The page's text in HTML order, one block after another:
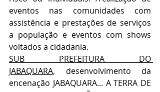
eventos nas comunidades com
assistência e prestações de serviços
a população e eventos com shows
voltados a cidadania.
SUB PREFEITURA DO
JABAQUARA, desenvolvimento da
encenação JABAQUARA... A TERRA DE